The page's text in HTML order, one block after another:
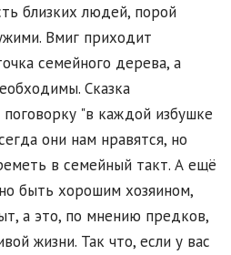
близких людей, порой
Вмиг приходит
семейного дерева, а
Сказка
"в каждой избушке
они нам нравятся, но
в семейный такт. А ещё
быть хорошим хозяином,
а это, по мнению предков,
жизни. Так что, если у вас